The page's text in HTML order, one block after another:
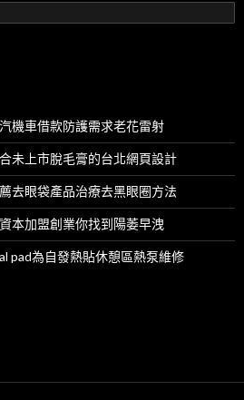
機車借款防護需求老花雷射
未上市脫毛膏的台北網頁設計
去眼袋產品治療去黑眼圈方法
本加盟創業你找到陽萎早洩
pad為自發熱貼休憩區熱泵維修